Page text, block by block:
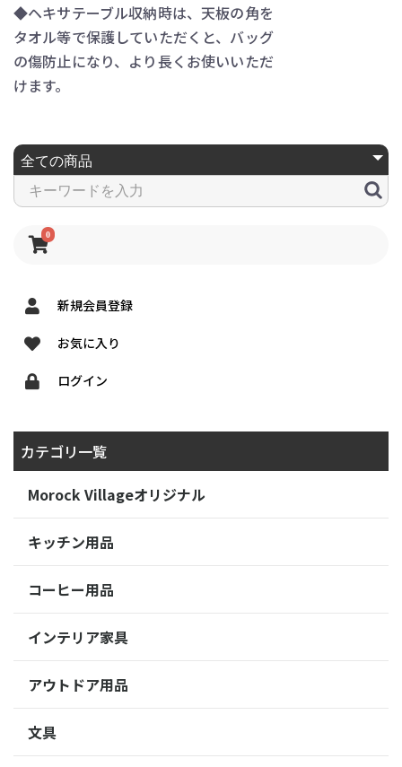
0
新規会員登録
お気に入り
ログイン
カテゴリ一覧
Morock Villageオリジナル
キッチン用品
コーヒー用品
インテリア家具
アウトドア用品
文具
◆ヘキサテーブル収納時は、天板の角を
タオル等で保護していただくと、バッグ
の傷防止になり、より長くお使いいただ
けます。